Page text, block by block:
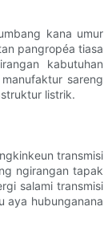
kana umur
pangropéa tiasa
kabutuhan
sareng
listrik.
transmisi
ngirangan tapak
salami transmisi
aya hubunganana